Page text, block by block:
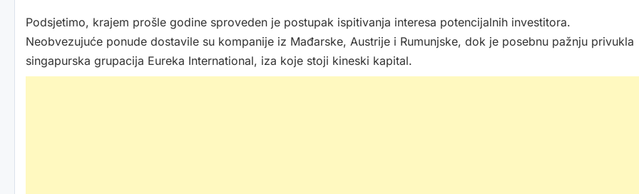
Podsjetimo, krajem prošle godine sproveden je postupak ispitivanja interesa potencijalnih investitora.
Neobvezujuće ponude dostavile su kompanije iz Mađarske, Austrije i Rumunjske, dok je posebnu pažnju privukla
singapurska grupacija Eureka International, iza koje stoji kineski kapital.